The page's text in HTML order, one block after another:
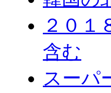
２０
含む
スーパ